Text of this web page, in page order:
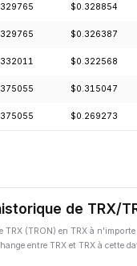
$0.328854
$0.326387
$0.322568
$0.315047
$0.269273
de TRX/
TRX (TRON) en TRX à
entre TRX et TRX à cette